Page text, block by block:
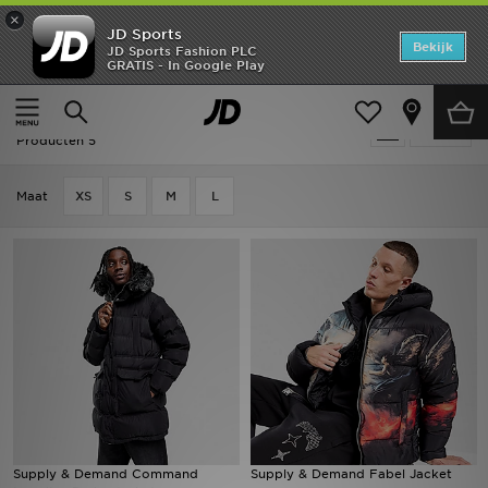
×
JD Sports
JD Sports Fashion PLC
GRATIS - In Google Play
Bekijk
Thuis
Heren Herenkleding Jassen
Heren - Supply & Demand Jassen
Producten 5
Maat XS S M L
Supply & Demand Command
Supply & Demand Fabel Jacket
Home
Offers
New In
Collecties